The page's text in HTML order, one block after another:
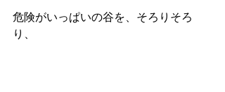
危険がいっぱいの谷を、そろりそろ
り、